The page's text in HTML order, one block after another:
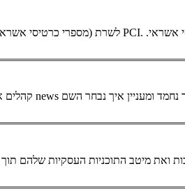
... לשרת (מספרי כרטיסי אשראי.